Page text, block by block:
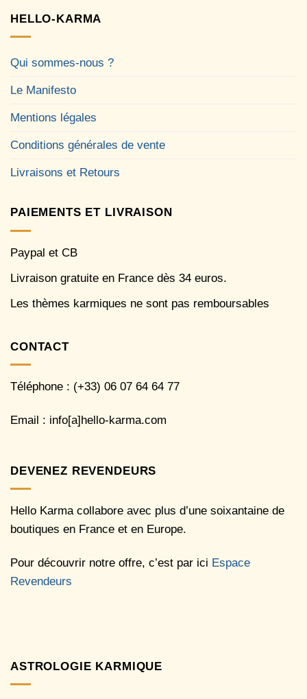
HELLO-KARMA
Qui sommes-nous ?
Le Manifesto
Mentions légales
Conditions générales de vente
Livraisons et Retours
PAIEMENTS ET LIVRAISON
Paypal et CB
Livraison gratuite en France dès 34 euros.
Les thèmes karmiques ne sont pas remboursables
CONTACT
Téléphone : (+33) 06 07 64 64 77
Email : info[a]hello-karma.com
DEVENEZ REVENDEURS
Hello Karma collabore avec plus d’une soixantaine de
boutiques en France et en Europe.
Pour découvrir notre offre, c’est par ici Espace
Revendeurs
ASTROLOGIE KARMIQUE